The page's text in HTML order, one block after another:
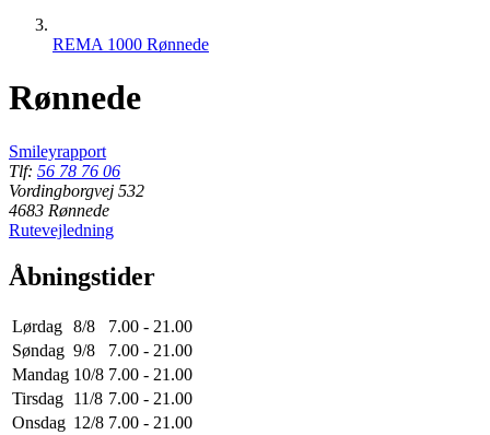
REMA 1000 Rønnede
Rønnede
Smileyrapport
Tlf: 56 78 76 06
Vordingborgvej 532
4683 Rønnede
Rutevejledning
Åbningstider
Lørdag 8/8
7.00 - 21.00
Søndag 9/8
7.00 - 21.00
Mandag 10/8 7.00 - 21.00
Tirsdag 11/8 7.00 - 21.00
Onsdag 12/8 7.00 - 21.00